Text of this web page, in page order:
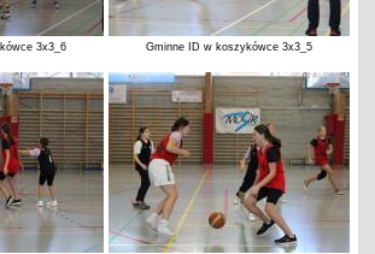
3x3_6 Gminne ID w koszykówce 3x3_5